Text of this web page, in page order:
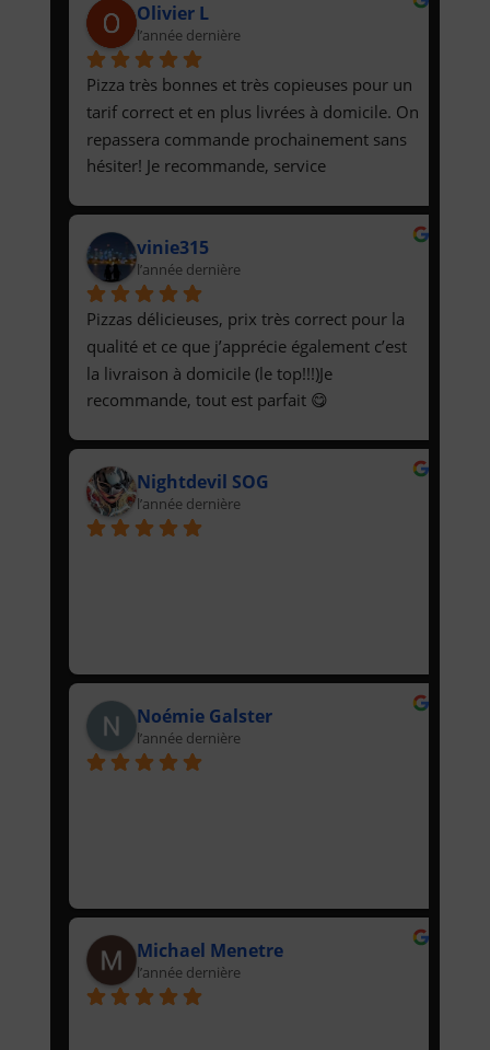
Olivier L
l’année dernière
Pizza très bonnes et très copieuses pour un
tarif correct et en plus livrées à domicile. On
repassera commande prochainement sans
hésiter! Je recommande, service
vinie315
l’année dernière
Pizzas délicieuses, prix très correct pour la
qualité et ce que j’apprécie également c’est
la livraison à domicile (le top!!!)Je
recommande, tout est parfait 😋
Nightdevil SOG
l’année dernière
Noémie Galster
l’année dernière
Michael Menetre
l’année dernière